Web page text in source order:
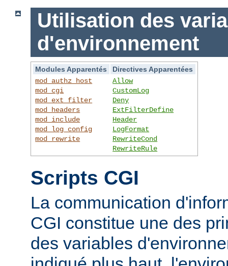
Utilisation des
d'environnement
Modules Apparentés
Directives Apparentées
mod_authz_host
mod_cgi
mod_ext_filter
mod_headers
mod_include
mod_log_config
mod_rewrite
Allow
CustomLog
Deny
ExtFilterDefine
Header
LogFormat
RewriteCond
RewriteRule
Scripts CGI
La communication
CGI constitue une des
des variables